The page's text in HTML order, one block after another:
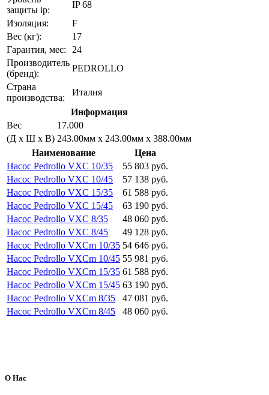
защиты ip:
IP 68
Изоляция:
F
Вес (кг):
17
Гарантия, мес:
24
Производитель
(бренд):
PEDROLLO
Страна
производства:
Италия
Информация
Вес
17.000
(Д х Ш х В) 243.00мм x 243.00мм x 388.00мм
Наименование
Цена
Насос Pedrollo VXC 10/35
55 803 руб.
Насос Pedrollo VXC 10/45
57 138 руб.
Насос Pedrollo VXC 15/35
61 588 руб.
Насос Pedrollo VXC 15/45
63 190 руб.
Насос Pedrollo VXC 8/35
48 060 руб.
Насос Pedrollo VXC 8/45
49 128 руб.
Насос Pedrollo VXCm 10/35 54 646 руб.
Насос Pedrollo VXCm 10/45 55 981 руб.
Насос Pedrollo VXCm 15/35 61 588 руб.
Насос Pedrollo VXCm 15/45 63 190 руб.
Насос Pedrollo VXCm 8/35
47 081 руб.
Насос Pedrollo VXCm 8/45
48 060 руб.
О Нас